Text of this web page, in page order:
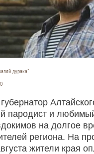
дурака".
пародист и
на долгое
региона. На
жители края